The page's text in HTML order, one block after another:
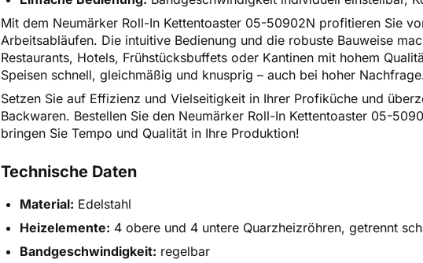
Mit dem Neumärker Roll-In Kettentoaster 05-50902N profitieren Sie
Arbeitsabläufen. Die intuitive Bedienung und die robuste Bauweise
Restaurants, Hotels, Frühstücksbuffets oder Kantinen mit hohem
Speisen schnell, gleichmäßig und knusprig – auch bei hoher
Setzen Sie auf Effizienz und Vielseitigkeit in Ihrer Profiküche und
Backwaren. Bestellen Sie den Neumärker Roll-In Kettentoaster 05-
bringen Sie Tempo und Qualität in Ihre Produktion!
Technische Daten
Material: Edelstahl
Heizelemente: 4 obere und 4 untere Quarzheizröhren, getrennt
Bandgeschwindigkeit: regelbar